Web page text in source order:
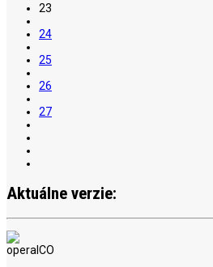
23
24
25
26
27
Aktuálne verzie: